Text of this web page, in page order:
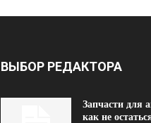
ВЫБОР РЕДАКТОРА
Запчасти для
как не